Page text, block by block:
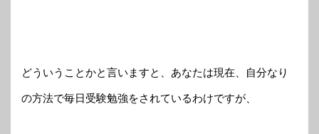
どういうことかと言いますと、あなたは現在、自分なり
の方法で毎日受験勉強をされているわけですが、